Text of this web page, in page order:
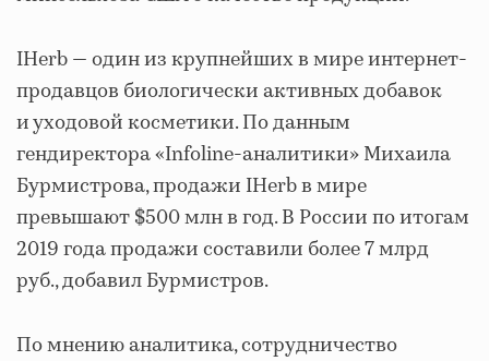
IHerb — один из крупнейших в мире интернет-
продавцов биологически активных добавок
и уходовой косметики. По данным
гендиректора «Infoline-аналитики» Михаила
Бурмистрова, продажи IHerb в мире
превышают $500 млн в год. В России по итогам
2019 года продажи составили более 7 млрд
руб., добавил Бурмистров.
По мнению аналитика, сотрудничество